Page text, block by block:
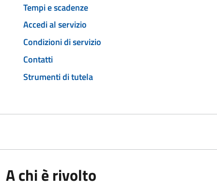
Tempi e scadenze
Accedi al servizio
Condizioni di servizio
Contatti
Strumenti di tutela
A chi è rivolto